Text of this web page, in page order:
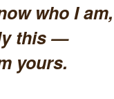
who I am,
this —
yours.